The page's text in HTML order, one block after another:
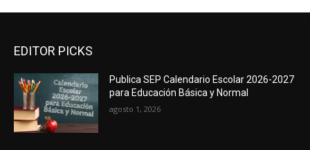
EDITOR PICKS
Publica SEP Calendario Escolar 2026-2027
para Educación Básica y Normal
agosto 1, 2026